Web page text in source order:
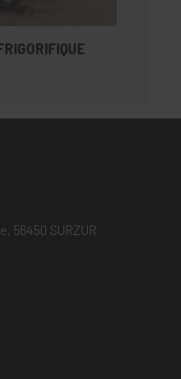
56450 SURZUR